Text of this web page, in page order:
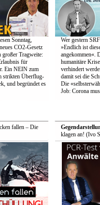
Sonntag,
CO2-Gesetz
Tragweite:
für
Ein NEIN zum
strikten Überflug-
und begründet es
Wer gestern
»Endlich ist
angekommen«.
humanitäre
verhindert
damit sei die
Die
Job: Corona
fallen – Die
klagen an! (Ivo